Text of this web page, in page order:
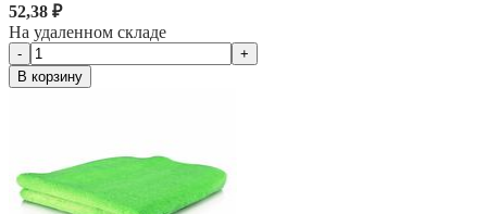
52,38 ₽
На удаленном складе
-
+
В корзину